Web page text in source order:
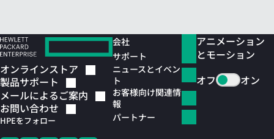
オンラインストア
製品サポート
メールによるご案内
お問い合わせ
HPEをフォロー
会社
サポート
ニュースとイベン
ト
お客様向け関連情
報
パートナー
アニメーション
とモーション
オフ
オン